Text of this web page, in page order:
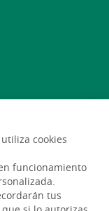
cookies
funcionamiento
tus